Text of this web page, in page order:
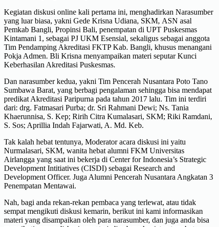
Kegiatan diskusi online kali pertama ini, menghadirkan Narasumber
yang luar biasa, yakni Gede Krisna Udiana, SKM, ASN asal
Pemkab Bangli, Propinsi Bali, penempatan di UPT Puskesmas
Kintamani 1, sebagai PJ UKM Esensial, sekaligus sebagai anggota
Tim Pendamping Akreditasi FKTP Kab. Bangli, khusus menangani
Pokja Admen. Bli Krisna menyampaikan materi seputar Kunci
Keberhasilan Akreditasi Puskesmas.
Dan narasumber kedua, yakni Tim Pencerah Nusantara Poto Tano
Sumbawa Barat, yang berbagi pengalaman sehingga bisa mendapat
predikat Akreditasi Paripurna pada tahun 2017 lalu. Tim ini terdiri
dari: drg. Fatmasari Purba; dr. Sri Rahmani Dewi; Ns. Tania
Khaerunnisa, S. Kep; Ririh Citra Kumalasari, SKM; Riki Ramdani,
S. Sos; Aprillia Indah Fajarwati, A. Md. Keb.
Tak kalah hebat tentunya, Moderator acara diskusi ini yaitu
Nurmalasari, SKM, wanita hebat alumni FKM Universitas
Airlangga yang saat ini bekerja di Center for Indonesia’s Strategic
Development Intitiatives (CISDI) sebagai Research and
Development Officer. Juga Alumni Pencerah Nusantara Angkatan 3
Penempatan Mentawai.
Nah, bagi anda rekan-rekan pembaca yang terlewat, atau tidak
sempat mengikuti diskusi kemarin, berikut ini kami informasikan
materi yang disampaikan oleh para narasumber, dan juga anda bisa